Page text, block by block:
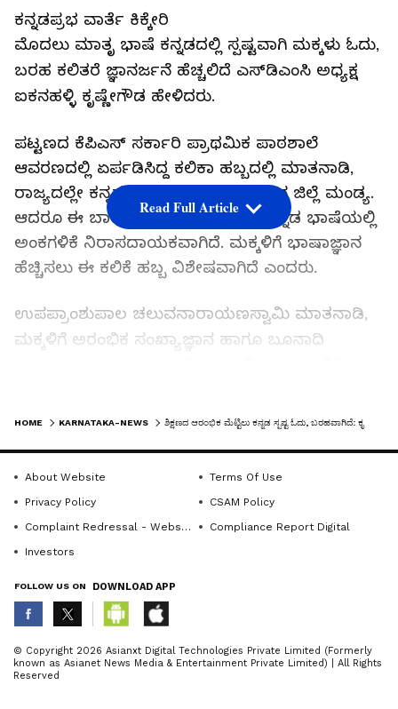
ಕನ್ನಡಪ್ರಭ ವಾರ್ತೆ ಕಿಕ್ಕೇರಿ
ಮೊದಲು ಮಾತೃ ಭಾಷೆ ಕನ್ನಡದಲ್ಲಿ ಸ್ಪಷ್ಟವಾಗಿ ಮಕ್ಕಳು ಓದು,
ಬರಹ ಕಲಿತರೆ ಜ್ಞಾನರ್ಜನೆ ಹೆಚ್ಚಲಿದೆ ಎಸ್‌ಡಿಎಂಸಿ ಅಧ್ಯಕ್ಷ
ಐಕನಹಳ್ಳಿ ಕೃಷ್ಣೇಗೌಡ ಹೇಳಿದರು.
ಪಟ್ಟಣದ ಕೆಪಿಎಸ್ ಸರ್ಕಾರಿ ಪ್ರಾಥಮಿಕ ಪಾಠಶಾಲೆ
ಆವರಣದಲ್ಲಿ ಏರ್ಪಡಿಸಿದ್ದ ಕಲಿಕಾ ಹಬ್ಬದಲ್ಲಿ ಮಾತನಾಡಿ,
ರಾಜ್ಯದಲ್ಲೇ ಕನ್ನಡವನ್ನು ಹೆಚ್ಚು ಮಾತನಾಡುವ ಜಿಲ್ಲೆ ಮಂಡ್ಯ.
ಆದರೂ ಈ ಬಾರಿ ಎಸ್ಸೆಸ್ಸೆಲ್ಸಿ ಪರೀಕ್ಷೆಯಲ್ಲಿ ಕನ್ನಡ ಭಾಷೆಯಲ್ಲಿ
ಅಂಕಗಳಿಕೆ ನಿರಾಸದಾಯಕವಾಗಿದೆ. ಮಕ್ಕಳಿಗೆ ಭಾಷಾಜ್ಞಾನ
ಹೆಚ್ಚಿಸಲು ಈ ಕಲಿಕೆ ಹಬ್ಬ ವಿಶೇಷವಾಗಿದೆ ಎಂದರು.
ಉಪಪ್ರಾಂಶುಪಾಲ ಚಲುವನಾರಾಯಣಸ್ವಾಮಿ ಮಾತನಾಡಿ,
ಮಕ್ಕಳಿಗೆ ಅರಂಭಿಕ ಸಂಖ್ಯಾಜ್ಞಾನ ಹಾಗೂ ಬೂನಾದಿ
ಲೆಕ್ಕಾಚಾರವನ್ನು ಸುಲಲಿತವಾಗಿ ಕಲಿಸುವಿಕೆ ಉದ್ದೇಶ
ಪಾಲಕರೊಂದಿಗೆ ಸೇರಿಕೊಂಡು ಕತೆಕಟ್ಟುವಿಕೆ, ಒಗಟು
ಬಿಡಿಸುವಿಕೆ, ರಸಪ್ರಶ್ನೆ, ಆಹಾರಮೇಳದಲ್ಲಿ ಲವಲವಿಕೆಯಿಂದ
Read Full Article
ABOUT THE AUTHOR
K KannadaprabhaNewsNetwork
HOME KARNATAKA-NEWS
About Website
Terms Of Use
Privacy Policy
CSAM Policy
Complaint Redressal - Website
Compliance Report Digital
Investors
FOLLOW US ON DOWNLOAD APP
© Copyright 2026 Asianxt Digital Technologies Private Limited (Formerly
known as Asianet News Media & Entertainment Private Limited) | All Rights
Reserved